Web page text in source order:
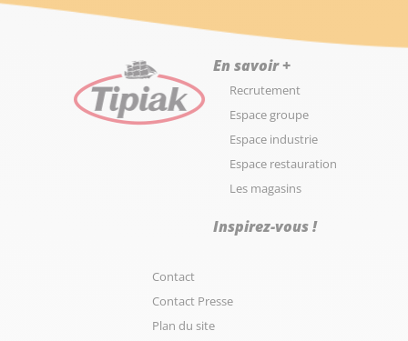
En savoir +
Recrutement
Espace groupe
Espace industrie
Espace restauration
Les magasins
Inspirez-vous !
Contact
Contact Presse
Plan du site